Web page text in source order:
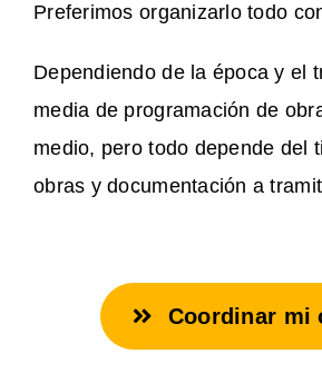
Preferimos organizarlo todo
Dependiendo de la época y el
media de programación de
medio, pero todo depende del
obras y documentación a
Coordinar mi